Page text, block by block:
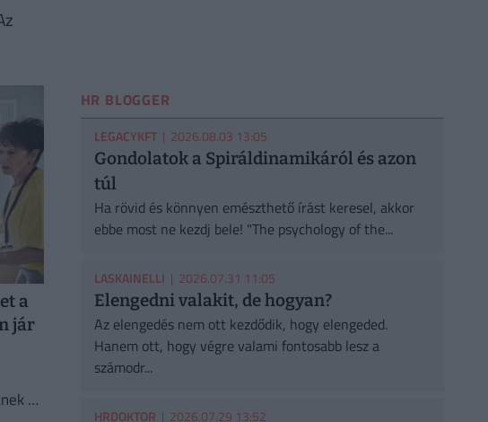
a
jár
az
HR BLOGGER
LEGACYKFT| 2026.08.03 13:05
Gondolatok a Spiráldinamikáról és azon
túl
Ha rövid és könnyen emészthető írást keresel, akkor
ebbe most ne kezdj bele! "The psychology of the...
LASKAINELLI | 2026.07.31 11:05
Elengedni valakit, de hogyan?
Az elengedés nem ott kezdődik, hogy elengeded.
Hanem ott, hogy végre valami fontosabb lesz a
számodr...
HRDOKTOR | 2026.07.29 13:52